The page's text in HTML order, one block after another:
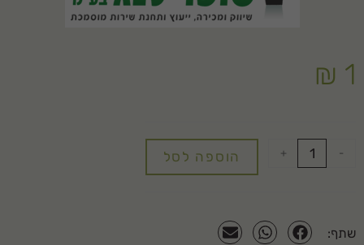
₪ 1
-
+ הוספה לסל
שתף: